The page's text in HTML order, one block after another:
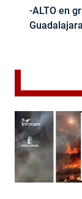
-ALTO en